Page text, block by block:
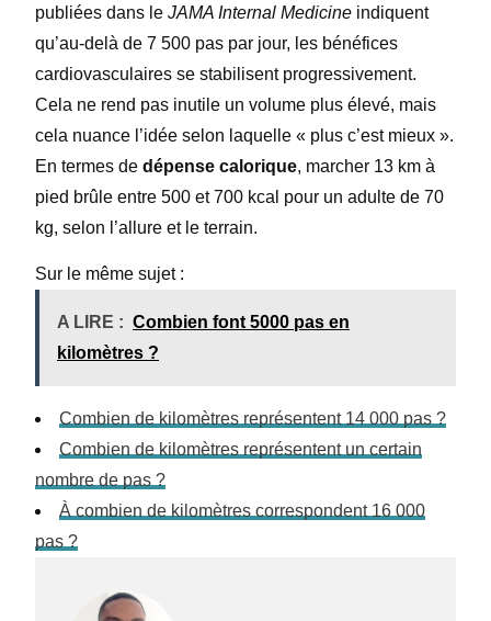
publiées dans le JAMA Internal Medicine indiquent
qu’au-delà de 7 500 pas par jour, les bénéfices
cardiovasculaires se stabilisent progressivement.
Cela ne rend pas inutile un volume plus élevé, mais
cela nuance l’idée selon laquelle « plus c’est mieux ».
En termes de dépense calorique, marcher 13 km à
pied brûle entre 500 et 700 kcal pour un adulte de 70
kg, selon l’allure et le terrain.
Sur le même sujet :
A LIRE : Combien font 5000 pas en
kilomètres ?
Combien de kilomètres représentent 14 000 pas ?
Combien de kilomètres représentent un certain
nombre de pas ?
À combien de kilomètres correspondent 16 000
pas ?